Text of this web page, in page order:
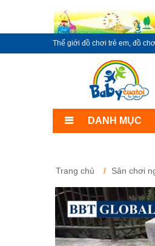
Thế giới đồ chơi trẻ em, đồ
DANH MỤC
Trang chủ Sân chơi